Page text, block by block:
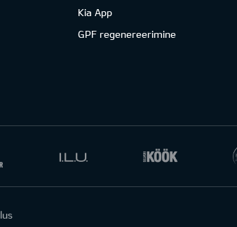
Kia App
GPF regenereerimine
hooldus ja remont